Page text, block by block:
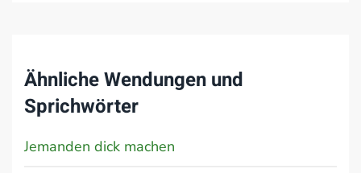
Ähnliche Wendungen und
Sprichwörter
Jemanden dick machen